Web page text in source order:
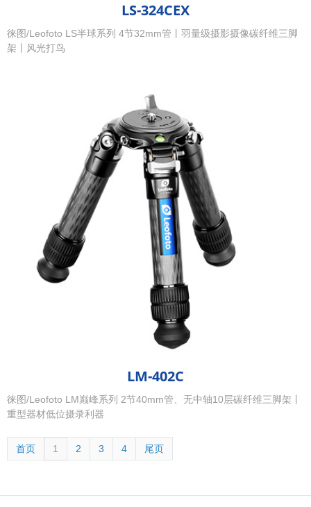
LS-324CEX
徕图/Leofoto LS半球系列 4节32mm管丨羽量级摄影摄像碳纤维三脚
架丨风光打鸟
LM-402C
徕图/Leofoto LM巅峰系列 2节40mm管、无中轴10层碳纤维三脚架丨
重型器材低位摄录利器
首页 1 2 3 4 尾页